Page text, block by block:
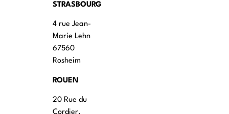
STRASBOURG
4 rue Jean-
Marie Lehn
67560
Rosheim
ROUEN
20 Rue du
Cordier,